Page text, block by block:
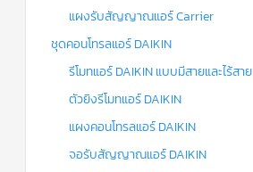
แผงรับสัญญาณแอร์ Carrier
ชุดคอนโทรลแอร์ DAIKIN
รีโมทแอร์ DAIKIN แบบมีสายและไร้สาย
ตัวยิงรีโมทแอร์ DAIKIN
แผงคอนโทรลแอร์ DAIKIN
จอรับสัญญาณแอร์ DAIKIN